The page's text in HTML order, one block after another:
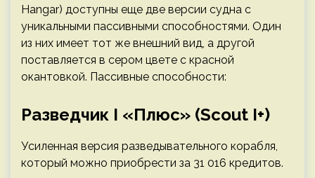
Hangar) доступны еще две версии судна с
уникальными пассивными способностями. Один
из них имеет тот же внешний вид, а другой
поставляется в сером цвете с красной
окантовкой. Пассивные способности:
Разведчик I «Плюс» (Scout I+)
Усиленная версия разведывательного корабля,
который можно приобрести за 31 016 кредитов.